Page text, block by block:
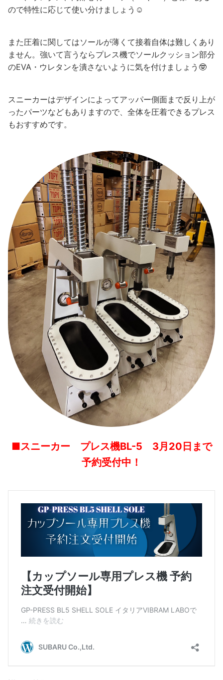
ので特性に応じて使い分けましょう☺
また圧着に関してはソールが薄くて接着自体は難しくあり
ません。強いて言うならプレス機でソールクッション部分
のEVA・ウレタンを潰さないように気を付けましょう🤓
スニーカーはデザインによってアッパー側面まで反り上が
ったパーツなどもありますので、全体を圧着できるプレス
もおすすめです。
■スニーカー プレス機BL-5 3月20日まで
予約受付中！